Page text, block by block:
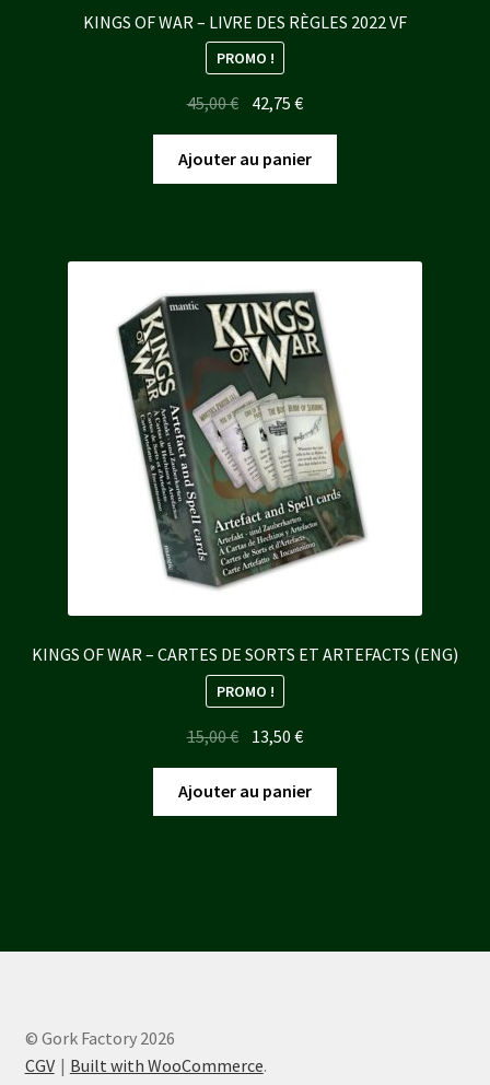
KINGS OF WAR – LIVRE DES RÈGLES 2022 VF
PROMO !
45,00€ Le
prix
initial
était :
42,75€Le
prix
actuel
est :
Ajouter au panier
KINGS OF WAR – CARTES DE SORTS ET ARTEFACTS (ENG)
PROMO !
15,00€ Le
initial
était :
13,50€Le
actuel
est :
Ajouter au panier
© Gork Factory 2026
CGV
Built with WooCommerce.